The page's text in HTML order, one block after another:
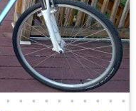
• • • • • • • • • •